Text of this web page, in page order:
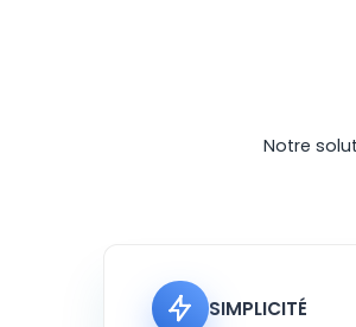
Notre
SIMPLICITÉ